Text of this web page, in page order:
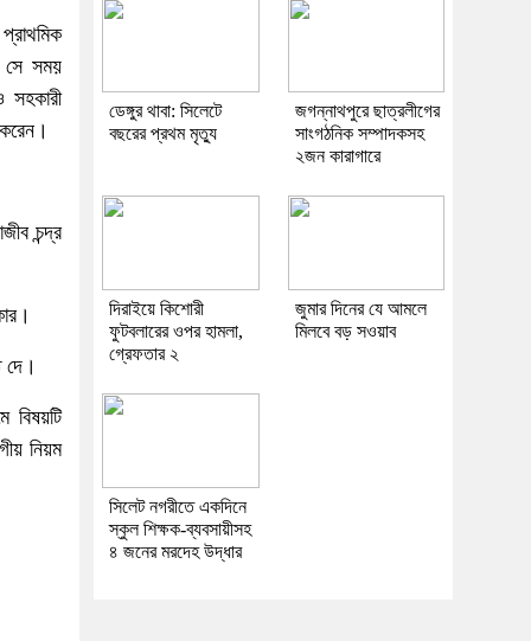
সে সময়
সহকারী
চন্দ্র
দে।
বিষয়টি
নিয়ম
ডেঙ্গুর থাবা: সিলেটে
বছরের প্রথম মৃত্যু
জগন্নাথপুরে ছাত্রলীগের
সাংগঠনিক সম্পাদকসহ
২জন কারাগারে
দিরাইয়ে কিশোরী
ফুটবলারের ওপর হামলা,
গ্রেফতার ২
জুমার দিনের যে আমলে
মিলবে বড় সওয়াব
সিলেট নগরীতে একদিনে
স্কুল শিক্ষক-ব্যবসায়ীসহ
৪ জনের মরদেহ উদ্ধার